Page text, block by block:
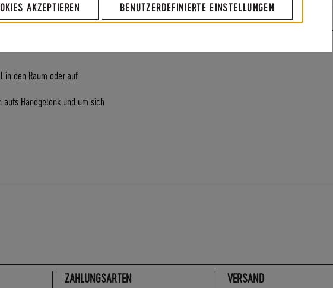
AKZEPTIEREN BENUTZERDEFINIERTE EINSTELLUNGEN
herrscht? Dass du dich nach
Dusche sehnst?
du schnell wieder zu dir
in den Raum oder auf
aufs Handgelenk und um sich
Kundenbewertungen
ZAHLUNGSARTEN VERSAND